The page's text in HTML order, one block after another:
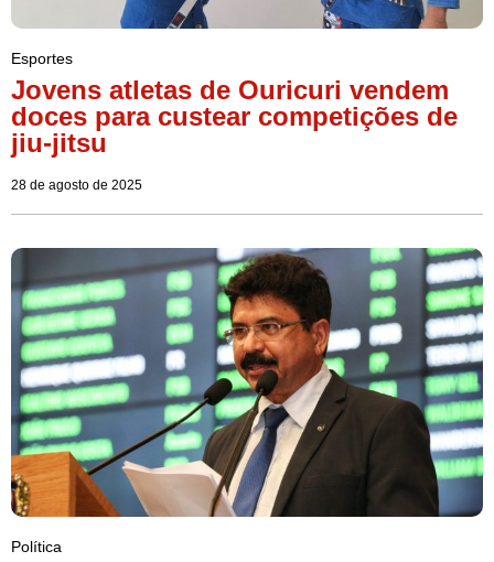
Esportes
Jovens atletas de Ouricuri vendem
doces para custear competições de
jiu-jitsu
28 de agosto de 2025
Política